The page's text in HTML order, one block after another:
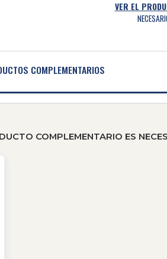
VER EL
COMPLEMENTARIOS
COMPLEMENTARIO ES